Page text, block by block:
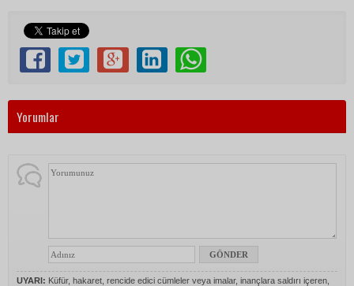
Yorumlar
UYARI: Küfür, hakaret, rencide edici cümleler veya imalar, inançlara saldırı içeren,